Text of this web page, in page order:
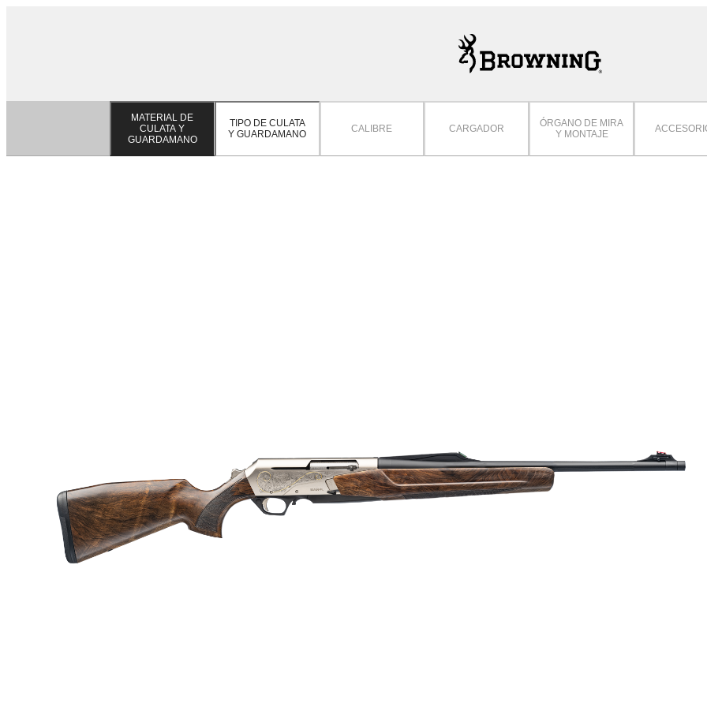
MATERIAL DE
CULATA Y
GUARDAMANO
TIPO DE CULATA
Y GUARDAMANO
CALIBRE CARGADOR
ÓRGANO DE MIRA
Y MONTAJE